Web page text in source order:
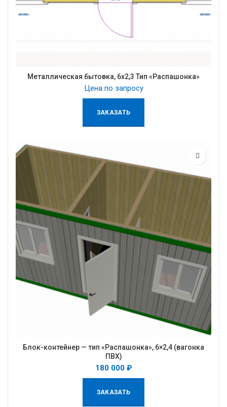
Металлическая бытовка, 6х2,3 Тип «Распашонка»
Цена по запросу
ЗАКАЗАТЬ
Блок-контейнер — тип «Распашонка», 6×2,4 (вагонка
ПВХ)
180 000 ₽
ЗАКАЗАТЬ